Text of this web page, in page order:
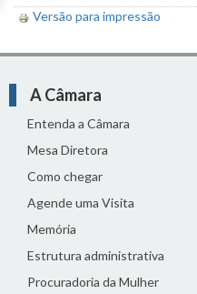
Versão para impressão
A Câmara
Entenda a Câmara
Mesa Diretora
Como chegar
Agende uma Visita
Memória
Estrutura administrativa
Procuradoria da Mulher